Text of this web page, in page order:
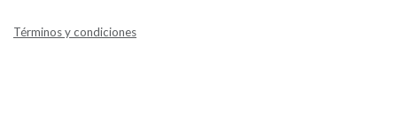
Términos y condiciones